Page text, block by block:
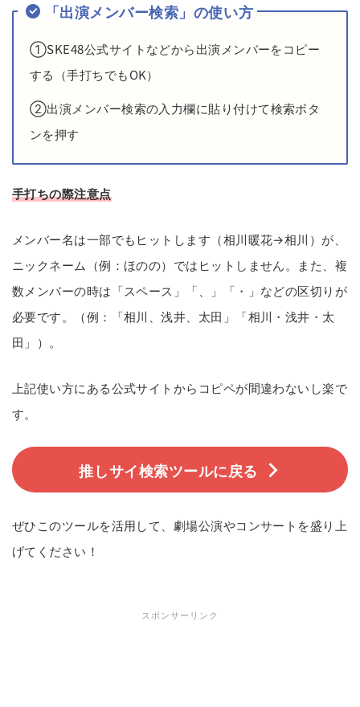
「出演メンバー検索」の使い方
①SKE48公式サイトなどから出演メンバーをコピー
する（手打ちでもOK）
②出演メンバー検索の入力欄に貼り付けて検索ボタ
ンを押す
手打ちの際注意点
メンバー名は一部でもヒットします（相川暖花→相川）が、
ニックネーム（例：ほのの）ではヒットしません。また、複
数メンバーの時は「スペース」「、」「・」などの区切りが
必要です。（例：「相川、浅井、太田」「相川・浅井・太
田」）。
上記使い方にある公式サイトからコピペが間違わないし楽で
す。
推しサイ検索ツールに戻る
ぜひこのツールを活用して、劇場公演やコンサートを盛り上
げてください！
スポンサーリンク